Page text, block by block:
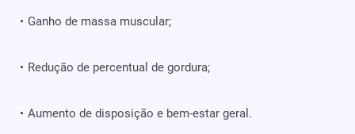
Ganho de massa muscular;
Redução de percentual de gordura;
Aumento de disposição e bem-estar geral.